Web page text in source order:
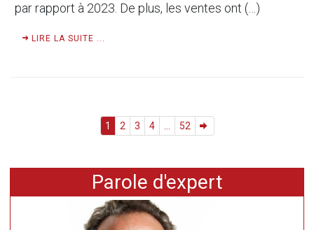
par rapport à 2023. De plus, les ventes ont (…)
LIRE LA SUITE ...
1 2 3 4 52
Parole d'expert